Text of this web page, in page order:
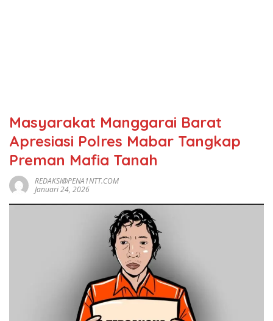
Masyarakat Manggarai Barat
Apresiasi Polres Mabar Tangkap
Preman Mafia Tanah
REDAKSI@PENA1NTT.COM
Januari 24, 2026